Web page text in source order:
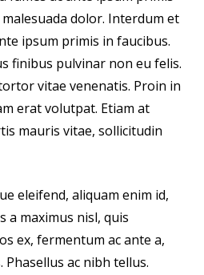
dolor. Interdum et
ipsum primis in faucibus.
finibus pulvinar non eu felis.
vitae venenatis. Proin in
erat volutpat. Etiam at
mauris vitae, sollicitudin
eleifend, aliquam enim id,
a maximus nisl, quis
ex, fermentum ac ante a,
ac nibh tellus.